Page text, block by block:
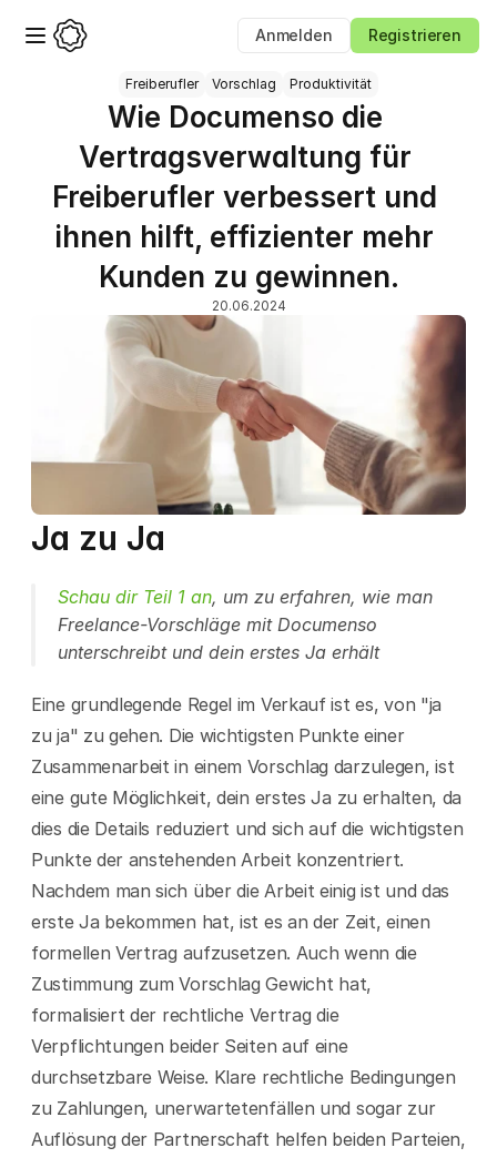
Anmelden Registrieren
Freiberufler Vorschlag Produktivität
Wie Documenso die
Vertragsverwaltung für
Freiberufler verbessert und
ihnen hilft, effizienter mehr
Kunden zu gewinnen.
20.06.2024
Ja zu Ja
Schau dir Teil 1 an, um zu erfahren, wie man
Freelance-Vorschläge mit Documenso
unterschreibt und dein erstes Ja erhält
Eine grundlegende Regel im Verkauf ist es, von "ja
zu ja" zu gehen. Die wichtigsten Punkte einer
Zusammenarbeit in einem Vorschlag darzulegen, ist
eine gute Möglichkeit, dein erstes Ja zu erhalten, da
dies die Details reduziert und sich auf die wichtigsten
Punkte der anstehenden Arbeit konzentriert.
Nachdem man sich über die Arbeit einig ist und das
erste Ja bekommen hat, ist es an der Zeit, einen
formellen Vertrag aufzusetzen. Auch wenn die
Zustimmung zum Vorschlag Gewicht hat,
formalisiert der rechtliche Vertrag die
Verpflichtungen beider Seiten auf eine
durchsetzbare Weise. Klare rechtliche Bedingungen
zu Zahlungen, unerwartetenfällen und sogar zur
Auflösung der Partnerschaft helfen beiden Parteien,